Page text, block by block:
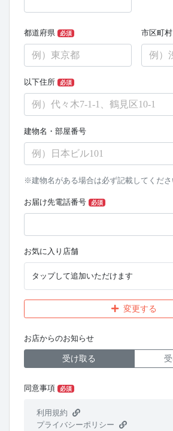
都道府県 必須 市区町村
以下住所 必須
建物名・部屋番号
※建物名がある場合は必ず記載してくださ
お届け先電話番号 必須
お気に入り店舗
タップして追加いただけます
変更する
お店からのお知らせ
受け取る
同意事項 必須
利用規約
プライバシーポリシー